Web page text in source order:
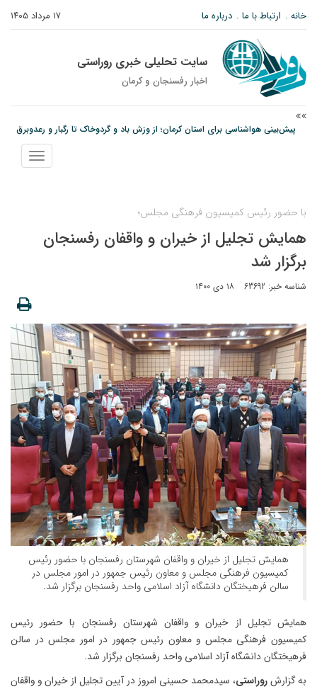
۱۷ مرداد ۱۴۰۵ خانه ارتباط با ما درباره ما
سایت تحلیلی خبری روراستی
اخبار رفسنجان و كرمان
مس رفسنجان در انتظار رأی CAS؛ آغاز تمرینات از هفته آینده
پیام رئیس کل دادگستری استان کرمان به مناسبت ۱۷ مردادماه سالروز شهادت شهید
نمایش
منو
با حضور رئیس کمیسیون فرهنگی مجلس؛
همایش تجلیل از خیران و واقفان رفسنجان
برگزار شد
شناسه خبر: 63692 ۱۸ دی ۱۴۰۰
همایش تجلیل از خیران و واقفان شهرستان رفسنجان با حضور رئیس
کمیسیون فرهنگی مجلس و معاون رئیس جمهور در امور مجلس در
سالن فرهیختگان دانشگاه آزاد اسلامی واحد رفسنجان برگزار شد.
همایش تجلیل از خیران و واقفان شهرستان رفسنجان با حضور رئیس
کمیسیون فرهنگی مجلس و معاون رئیس جمهور در امور مجلس در سالن
فرهیختگان دانشگاه آزاد اسلامی واحد رفسنجان برگزار شد.
به گزارشروراستی، سیدمحمد حسینی امروز در آیین تجلیل از خیران و واقفان